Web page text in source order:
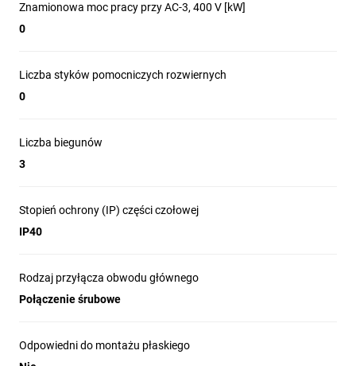
Znamionowa moc pracy przy AC-3, 400 V [kW]
0
Liczba styków pomocniczych rozwiernych
0
Liczba biegunów
3
Stopień ochrony (IP) części czołowej
IP40
Rodzaj przyłącza obwodu głównego
Połączenie śrubowe
Odpowiedni do montażu płaskiego